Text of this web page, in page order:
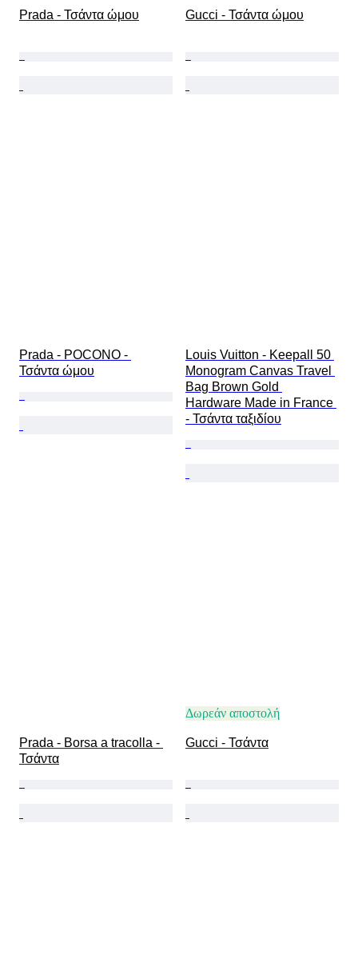
Prada - Τσάντα ώμου Gucci - Τσάντα ώμου
Prada - POCONO -
Τσάντα ώμου
Louis Vuitton - Keepall 50
Monogram Canvas Travel
Bag Brown Gold
Hardware Made in France
- Τσάντα ταξιδίου
Prada - Borsa a tracolla -
Τσάντα
Δωρεάν αποστολή
Gucci - Τσάντα